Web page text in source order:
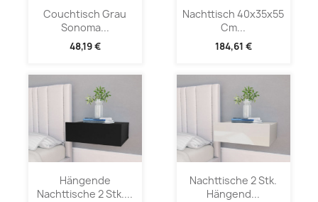
Couchtisch Grau
Sonoma...
48,19 €
Nachttisch 40x35x55
Cm...
184,61 €
Hängende
Nachttische 2 Stk....
Nachttische 2 Stk.
Hängend...